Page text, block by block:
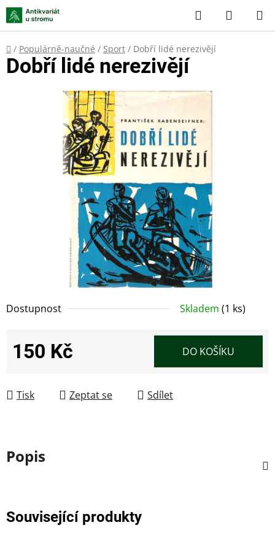
Přejít
na
obsah
Hledat
KOŠÍK
Domů
/ Populárně-naučné / Sport / Dobří lidé nerezivějí
Dostupnost Skladem (1 ks)
150 Kč DO KOŠÍKU
Tisk Zeptat se Sdílet
Dobří lidé nerezivějí
Popis
Související produkty